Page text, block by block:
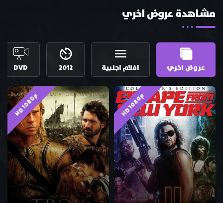
مشاهدة عروض اخري
عروض اخري افلام اجنبية 2012
DVD
HD 1080p
HD 1080p